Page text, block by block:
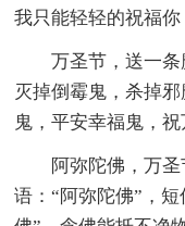
我只能轻轻的祝福
万圣节，送一条
灭掉倒霉鬼，杀掉
鬼，平安幸福鬼，
阿弥陀佛，万
语：“阿弥陀佛”，